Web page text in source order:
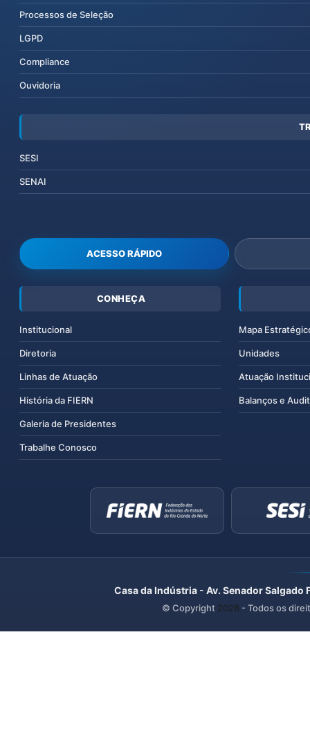
Processos de Seleção
LGPD
Compliance
Ouvidoria
SESI
SENAI
ACESSO RÁPIDO
CONHEÇA
Institucional
Diretoria
Linhas de Atuação
História da FIERN
Galeria de Presidentes
Trabalhe Conosco
Mapa
Unidades
Atuação
Balanços e
Casa da Indústria - Av. Senador
© Copyright 2026 - Todos os